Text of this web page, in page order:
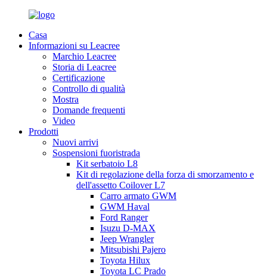
Casa
Informazioni su Leacree
Marchio Leacree
Storia di Leacree
Certificazione
Controllo di qualità
Mostra
Domande frequenti
Video
Prodotti
Nuovi arrivi
Sospensioni fuoristrada
Kit serbatoio L8
Kit di regolazione della forza di smorzamento e
dell'assetto Coilover L7
Carro armato GWM
GWM Haval
Ford Ranger
Isuzu D-MAX
Jeep Wrangler
Mitsubishi Pajero
Toyota Hilux
Toyota LC Prado